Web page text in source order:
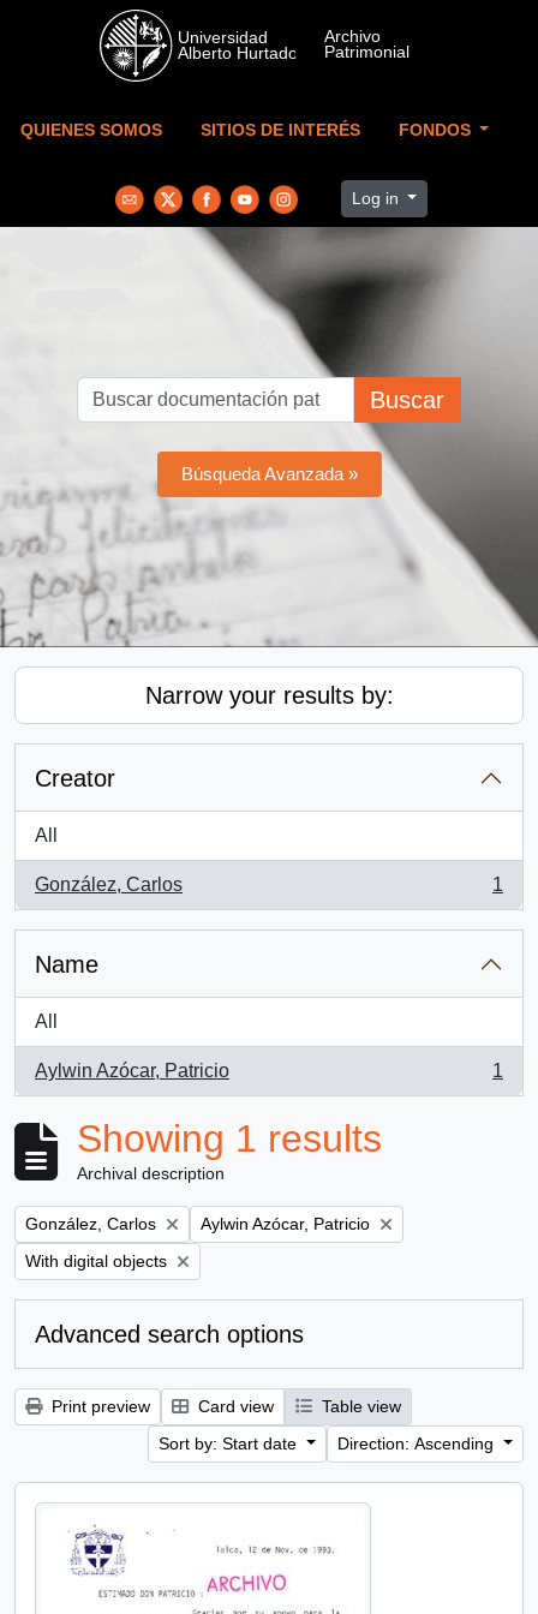
Skip to main content
QUIENES SOMOS SITIOS DE INTERÉS FONDOS
Log in
Buscar
Búsqueda Avanzada »
Narrow your results by:
Creator
All
González, Carlos
, 1 results
1
Name
All
Aylwin Azócar, Patricio
, 1 results
1
Showing 1 results
Archival description
Remove filter:
González, Carlos Remove filter:
Aylwin Azócar, Patricio
Remove filter:
With digital objects
Advanced search options
Print preview Card view
Table view
Sort by: Start date
Direction: Ascending